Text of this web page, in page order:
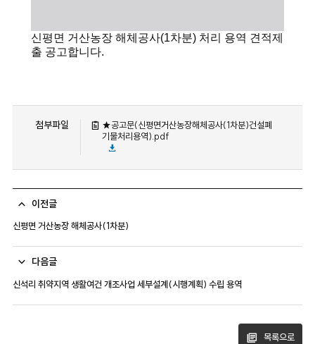
신평면 거산농장 해체공사(1차분) 처리 용역 견적제
출 공고합니다.
첨부파일
★공고문(신평면거산농장해체공사(1차분)건설폐
기물처리용역).pdf
이전글
신평면 거산농장 해체공사(1차분)
다음글
신석리 취약지역 생활여건 개조사업 세부설계(시행계획) 수립 용역
목록으로